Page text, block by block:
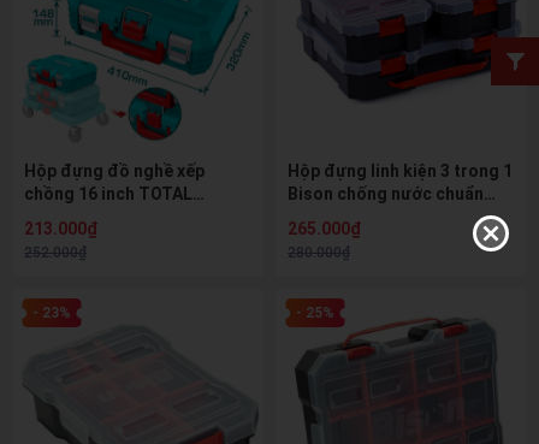
Hộp đựng đồ nghề xếp
chồng 16 inch TOTAL
khóa PP bền bỉ
213.000₫
252.000₫
Hộp đựng linh kiện 3 trong 1
Bison chống nước chuẩn
IP54, nhựa cao cấp chống
chịu va đập, chống bụi, có
thể liên kết
265.000₫
280.000₫
- 23% - 25%